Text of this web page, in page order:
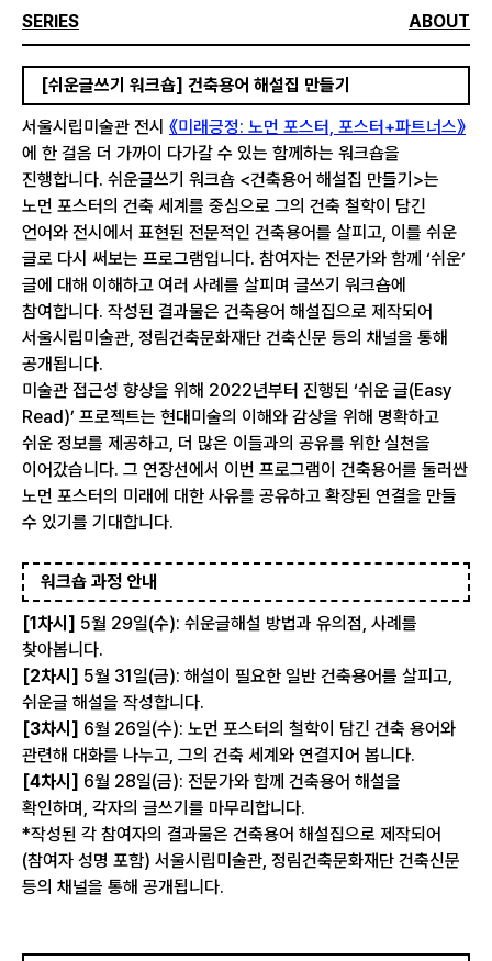
SERIES ABOUT
[쉬운글쓰기 워크숍] 건축용어 해설집 만들기
서울시립미술관 전시 《미래긍정: 노먼 포스터, 포스터+파트너스》
에 한 걸음 더 가까이 다가갈 수 있는 함께하는 워크숍을
진행합니다. 쉬운글쓰기 워크숍 <건축용어 해설집 만들기>는
노먼 포스터의 건축 세계를 중심으로 그의 건축 철학이 담긴
언어와 전시에서 표현된 전문적인 건축용어를 살피고, 이를 쉬운
글로 다시 써보는 프로그램입니다. 참여자는 전문가와 함께 ‘쉬운’
글에 대해 이해하고 여러 사례를 살피며 글쓰기 워크숍에
참여합니다. 작성된 결과물은 건축용어 해설집으로 제작되어
서울시립미술관, 정림건축문화재단 건축신문 등의 채널을 통해
공개됩니다.
미술관 접근성 향상을 위해 2022년부터 진행된 ‘쉬운 글(Easy
Read)’ 프로젝트는 현대미술의 이해와 감상을 위해 명확하고
쉬운 정보를 제공하고, 더 많은 이들과의 공유를 위한 실천을
이어갔습니다. 그 연장선에서 이번 프로그램이 건축용어를 둘러싼
노먼 포스터의 미래에 대한 사유를 공유하고 확장된 연결을 만들
수 있기를 기대합니다.
워크숍 과정 안내
[1차시] 5월 29일(수): 쉬운글해설 방법과 유의점, 사례를
찾아봅니다.
[2차시] 5월 31일(금): 해설이 필요한 일반 건축용어를 살피고,
쉬운글 해설을 작성합니다.
[3차시] 6월 26일(수): 노먼 포스터의 철학이 담긴 건축 용어와
관련해 대화를 나누고, 그의 건축 세계와 연결지어 봅니다.
[4차시] 6월 28일(금): 전문가와 함께 건축용어 해설을
확인하며, 각자의 글쓰기를 마무리합니다.
*작성된 각 참여자의 결과물은 건축용어 해설집으로 제작되어
(참여자 성명 포함) 서울시립미술관, 정림건축문화재단 건축신문
등의 채널을 통해 공개됩니다.